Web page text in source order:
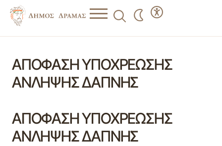
ΑΠΟΦΑΣΗ ΥΠΟΧΡΕΩΣΗΣ
ΑΝΛΗΨΗΣ ΔΑΠΝΗΣ
ΑΠΟΦΑΣΗ ΥΠΟΧΡΕΩΣΗΣ
ΑΝΛΗΨΗΣ ΔΑΠΝΗΣ